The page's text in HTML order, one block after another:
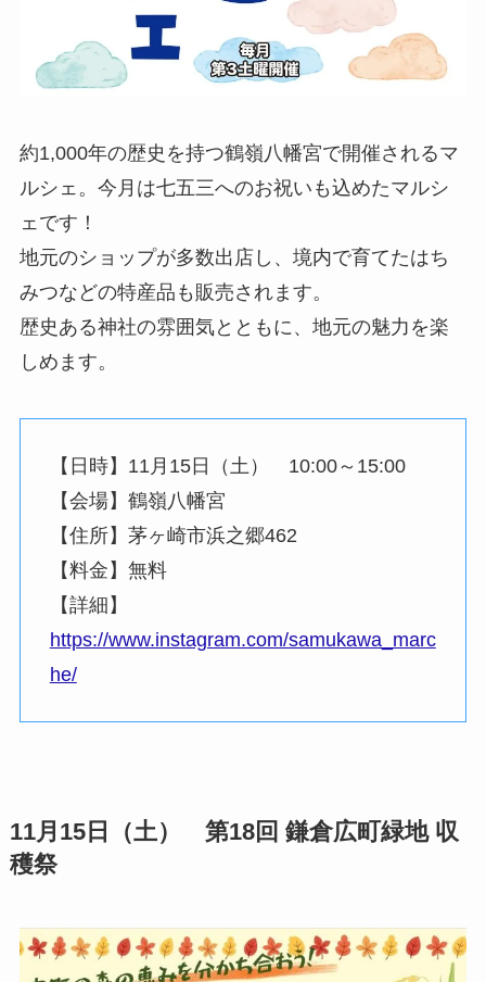
約1,000年の歴史を持つ鶴嶺八幡宮で開催されるマ
ルシェ。今月は七五三へのお祝いも込めたマルシ
ェです！
地元のショップが多数出店し、境内で育てたはち
みつなどの特産品も販売されます。
歴史ある神社の雰囲気とともに、地元の魅力を楽
しめます。
【日時】11月15日（土） 10:00～15:00
【会場】鶴嶺八幡宮
【住所】茅ヶ崎市浜之郷462
【料金】無料
【詳細】
https://www.instagram.com/samukawa_marc
he/
11月15日（土） 第18回 鎌倉広町緑地 収
穫祭